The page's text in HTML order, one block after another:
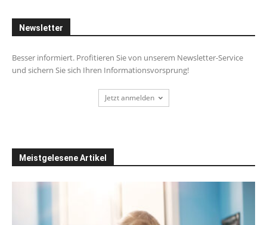
Newsletter
Besser informiert. Profitieren Sie von unserem Newsletter-Service
und sichern Sie sich Ihren Informationsvorsprung!
Jetzt anmelden
Meistgelesene Artikel